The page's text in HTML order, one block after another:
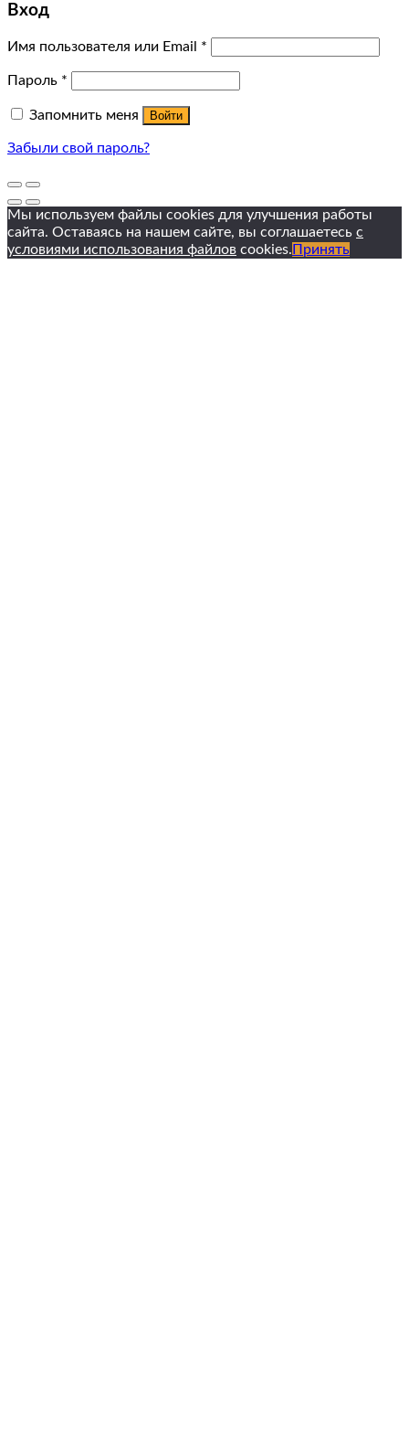
Вход
Имя пользователя или Email *
Пароль *
Запомнить меня Войти
Забыли свой пароль?
Мы используем файлы cookies для улучшения работы
сайта. Оставаясь на нашем сайте, вы соглашаетесь с
условиями использования файлов cookies. Принять